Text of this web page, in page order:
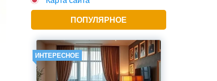
ПОПУЛЯРНОЕ
ИНТЕРЕСНОЕ